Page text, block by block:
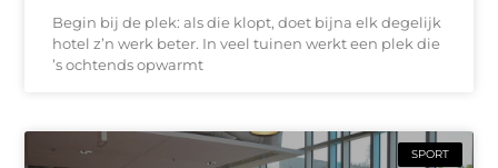
Begin bij de plek: als die klopt, doet bijna elk degelijk
hotel z’n werk beter. In veel tuinen werkt een plek die
’s ochtends opwarmt
SPORT